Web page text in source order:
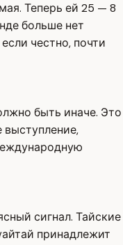
Теперь ей 25 — 8
больше нет
честно, почти
быть иначе. Это
выступление,
сигнал. Тайские
принадлежит